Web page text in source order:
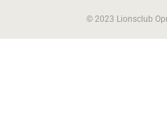
© 2023 Lionsclub